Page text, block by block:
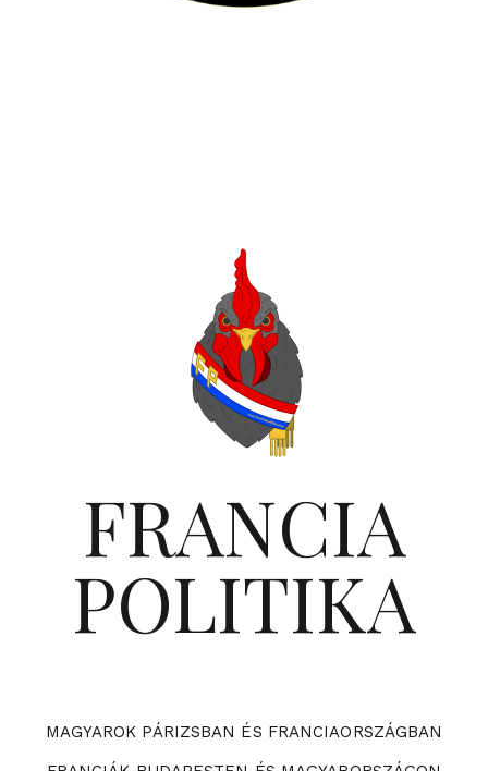
FRANCIA
POLITIKA
MAGYAROK PÁRIZSBAN ÉS FRANCIAORSZÁGBAN